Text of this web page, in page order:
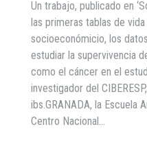
Un trabajo, publicado en
las primeras tablas de
socioeconómicio, los
estudiar la supervivencia
como el cáncer en el
investigador del
ibs.GRANADA, la Escuela
Centro Nacional…